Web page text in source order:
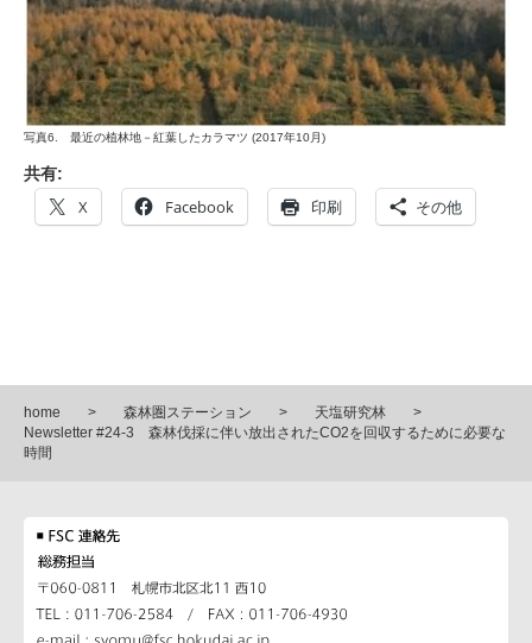
写真6. 最近の植林地－紅葉したカラマツ (2017年10月)
共有:
X Facebook 印刷 その他
home 森林圏ステーション
天塩研究林
Newsletter #24-3 森林伐採に伴い放出されたCO2を回収するために必要な
時間